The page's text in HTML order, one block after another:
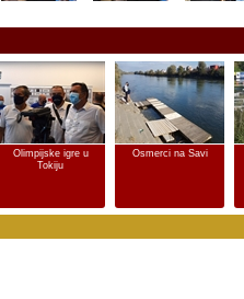
Olimpijske igre u
Tokiju
Osmerci na Savi